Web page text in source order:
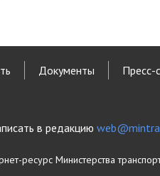
Документы Пресс-
в редакцию
ресурс Министерства